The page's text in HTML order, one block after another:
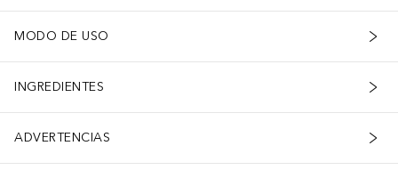
MODO DE USO
INGREDIENTES
ADVERTENCIAS